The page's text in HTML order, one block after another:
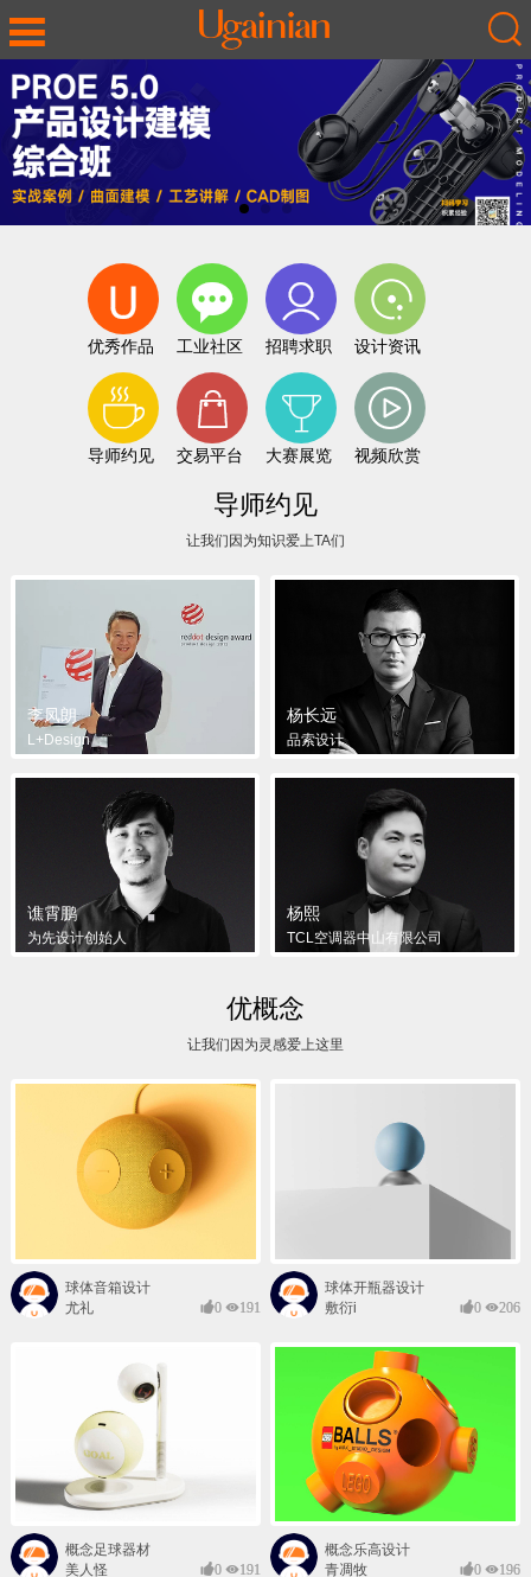
优秀作品 工业社区 招聘求职 设计资讯
导师约见 交易平台 大赛展览 视频欣赏
导师约见
让我们因为知识爱上TA们
李凤朗
L+Design
杨长远
品索设计
谯霄鹏
为先设计创始人
杨熙
TCL空调器中山有限公司
优概念
让我们因为灵感爱上这里
球体音箱设计
尤礼
0 191
球体开瓶器设计
敷衍i
0 206
概念足球器材
美人怪
0 191
概念乐高设计
青凋牧
0 196